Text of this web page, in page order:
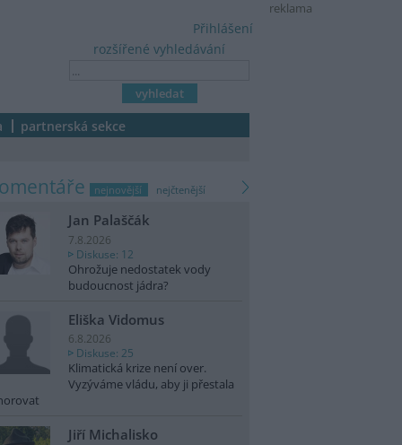
reklama
rozšířené vyhledávání
Přihlášení
partnerská sekce
nejnovější nejčtenější
Jan Palaščák
7.8.2026
Diskuse: 12
Ohrožuje nedostatek vody
budoucnost jádra?
Eliška Vidomus
6.8.2026
Diskuse: 25
Klimatická krize není over.
Vyzýváme vládu, aby ji přestala
Jiří Michalisko